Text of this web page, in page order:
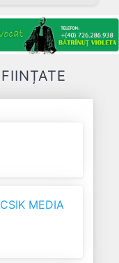
MEDIA